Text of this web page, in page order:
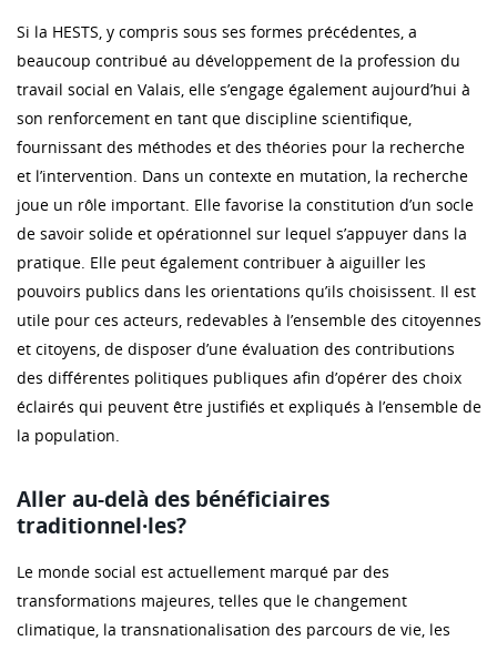
Si la HESTS, y compris sous ses formes précédentes, a
beaucoup contribué au développement de la profession du
travail social en Valais, elle s’engage également aujourd’hui à
son renforcement en tant que discipline scientifique,
fournissant des méthodes et des théories pour la recherche
et l’intervention. Dans un contexte en mutation, la recherche
joue un rôle important. Elle favorise la constitution d’un socle
de savoir solide et opérationnel sur lequel s’appuyer dans la
pratique. Elle peut également contribuer à aiguiller les
pouvoirs publics dans les orientations qu’ils choisissent. Il est
utile pour ces acteurs, redevables à l’ensemble des citoyennes
et citoyens, de disposer d’une évaluation des contributions
des différentes politiques publiques afin d’opérer des choix
éclairés qui peuvent être justifiés et expliqués à l’ensemble de
la population.
Aller au-delà des bénéficiaires
traditionnel·les?
Le monde social est actuellement marqué par des
transformations majeures, telles que le changement
climatique, la transnationalisation des parcours de vie, les